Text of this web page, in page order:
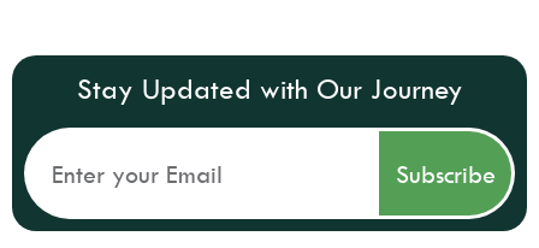
Stay Updated with Our Journey